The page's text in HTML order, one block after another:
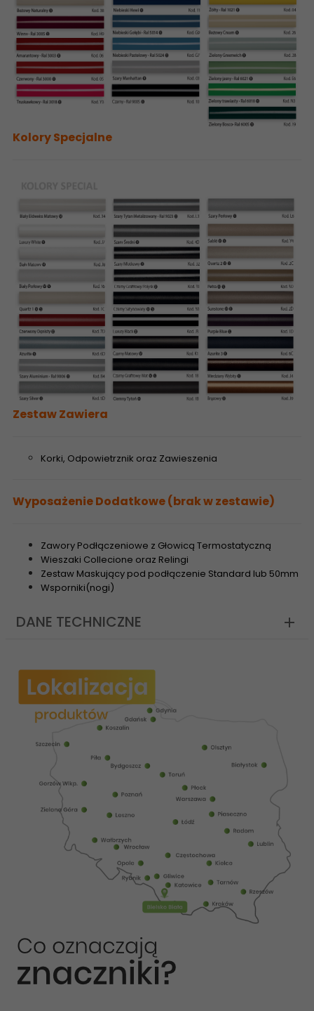
Kolory Specjalne
Zestaw Zawiera
Korki, Odpowietrznik oraz Zawieszenia
Wyposażenie Dodatkowe (brak w zestawie)
Zawory Podłączeniowe z Głowicą Termostatyczną
Wieszaki Collecione oraz Relingi
Zestaw Maskujący pod podłączenie Standard lub 50mm
Wsporniki(nogi)
DANE TECHNICZNE